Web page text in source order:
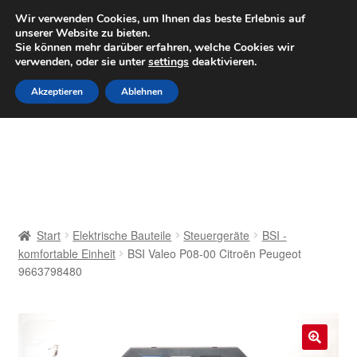
LIEFERUNG ab 6 EUR
Mo–Fr 9–16 Uhr · 0175 7465658
Zur
Navigation
springen
Zum
Inhalt
springen
Beschwerdeordnung
Impressum
Start Elektrische Bauteile Steuergeräte
BSI -
komfortable Einheit
BSI Valeo P08-00 Citroën Peugeot
9663798480
Wir verwenden Cookies, um Ihnen das beste Erlebnis auf
unserer Website zu bieten.
Sie können mehr darüber erfahren, welche Cookies wir
verwenden, oder sie untersettings deaktivieren.
Akzeptieren Ablehnen